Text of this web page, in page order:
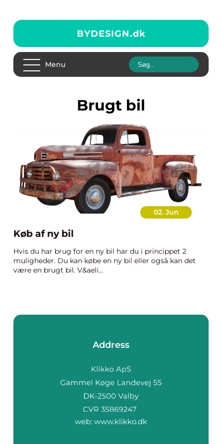
BYDESIGN.dk
Menu
brugt bil
02. Jun
Køb af ny bil
Hvis du har brug for en ny bil har du i princippet 2
muligheder. Du kan købe en ny bil eller også kan det
være en brugt bil. V&aeli...
Address
web: www.klikko.dk